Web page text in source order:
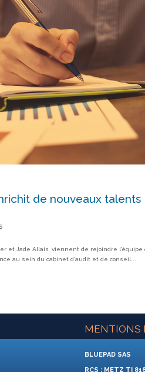
de nouveaux talents
et Jade Allais, viennent de rejoindre l’équipe
au sein du cabinet d’audit et de conseil...
MENTIONS
BLUEPAD SAS
RCS : METZ TI